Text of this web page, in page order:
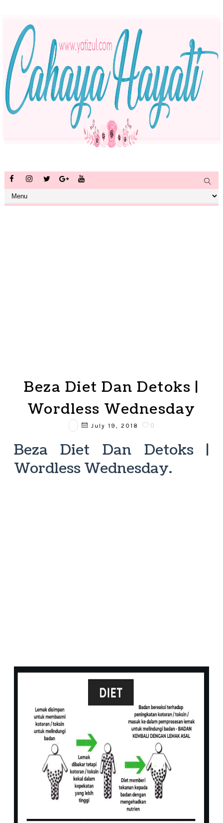
Beza Diet Dan Detoks |
Wordless Wednesday
July 19, 2018 0
Beza Diet Dan Detoks |
Wordless Wednesday.